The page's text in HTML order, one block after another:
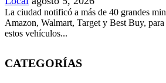
La ciudad notificó a más de 40 grandes
Amazon, Walmart, Target y Best Buy,
estos vehículos...
CATEGORÍAS